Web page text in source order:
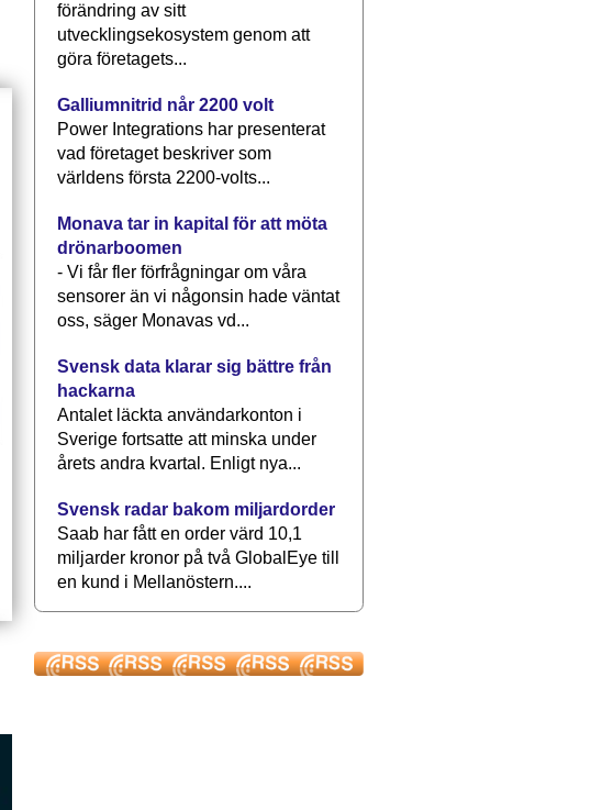
förändring av sitt
utvecklingsekosystem genom att
göra företagets...
Galliumnitrid når 2200 volt
Power Integrations har presenterat
vad företaget beskriver som
världens första 2200-volts...
Monava tar in kapital för att möta
drönarboomen
- Vi får fler förfrågningar om våra
sensorer än vi någonsin hade väntat
oss, säger Monavas vd...
Svensk data klarar sig bättre från
hackarna
Antalet läckta användarkonton i
Sverige fortsatte att minska under
årets andra kvartal. Enligt nya...
Svensk radar bakom miljardorder
Saab har fått en order värd 10,1
miljarder kronor på två GlobalEye till
en kund i Mellanöstern....